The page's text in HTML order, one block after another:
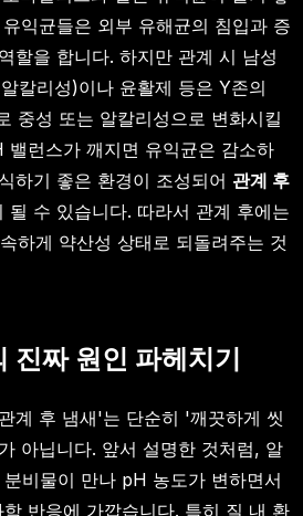
익균들은 외부 유해균의 침입과 증
할을 합니다. 하지만 관계 시 남성
칼리성)이나 윤활제 등은 Y존의
중성 또는 알칼리성으로 변화시킬
밸런스가 깨지면 유익균은 감소하
하기 좋은 환경이 조성되어 관계 후
될 수 있습니다. 따라서 관계 후에는
하게 약산성 상태로 되돌려주는 것
짜 원인 파헤치기
계 후 냄새'는 단순히 '깨끗하게 씻
아닙니다. 앞서 설명한 것처럼, 알
비물이 만나 pH 농도가 변하면서
반응에 가깝습니다. 특히 질 내 환